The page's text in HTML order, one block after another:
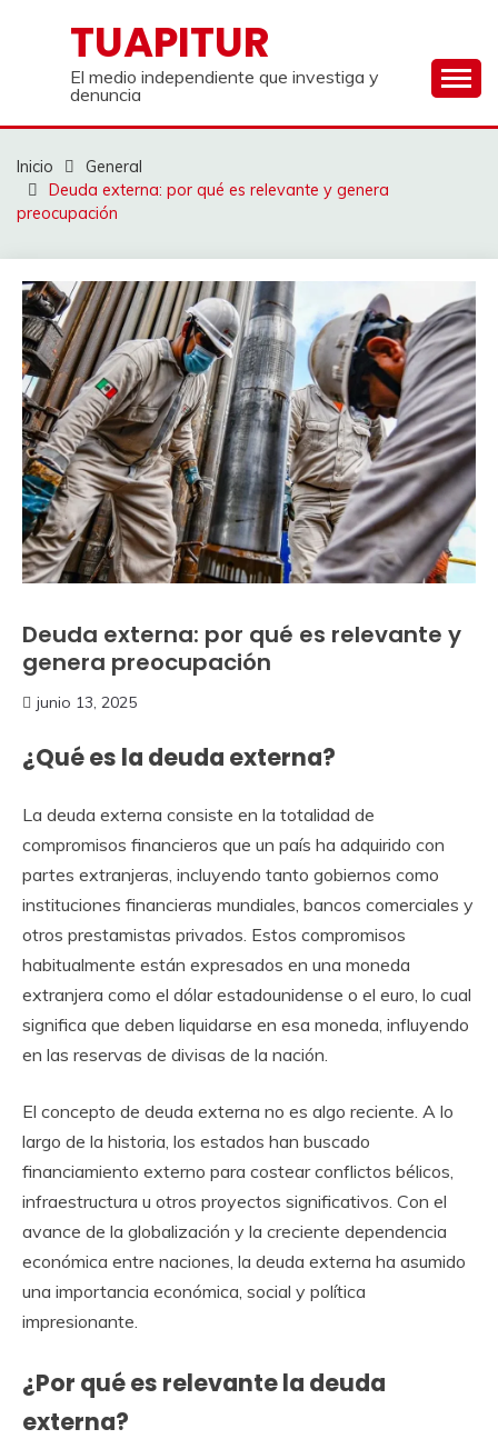
contenidoTUAPITUR
El medio independiente que investiga y
denuncia
Inicio
General
Deuda externa: por qué es relevante y genera
preocupación
Deuda externa: por qué es relevante y
genera preocupación
junio 13, 2025
¿Qué es la deuda externa?
La deuda externa consiste en la totalidad de
compromisos financieros que un país ha adquirido con
partes extranjeras, incluyendo tanto gobiernos como
instituciones financieras mundiales, bancos comerciales y
otros prestamistas privados. Estos compromisos
habitualmente están expresados en una moneda
extranjera como el dólar estadounidense o el euro, lo cual
significa que deben liquidarse en esa moneda, influyendo
en las reservas de divisas de la nación.
El concepto de deuda externa no es algo reciente. A lo
largo de la historia, los estados han buscado
financiamiento externo para costear conflictos bélicos,
infraestructura u otros proyectos significativos. Con el
avance de la globalización y la creciente dependencia
económica entre naciones, la deuda externa ha asumido
una importancia económica, social y política
impresionante.
¿Por qué es relevante la deuda
externa?